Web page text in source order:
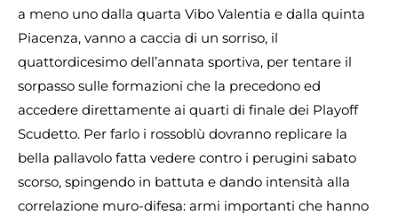
a meno uno dalla quarta Vibo Valentia e dalla quinta
Piacenza, vanno a caccia di un sorriso, il
quattordicesimo dell’annata sportiva, per tentare il
sorpasso sulle formazioni che la precedono ed
accedere direttamente ai quarti di finale dei Playoff
Scudetto. Per farlo i rossoblù dovranno replicare la
bella pallavolo fatta vedere contro i perugini sabato
scorso, spingendo in battuta e dando intensità alla
correlazione muro-difesa: armi importanti che hanno